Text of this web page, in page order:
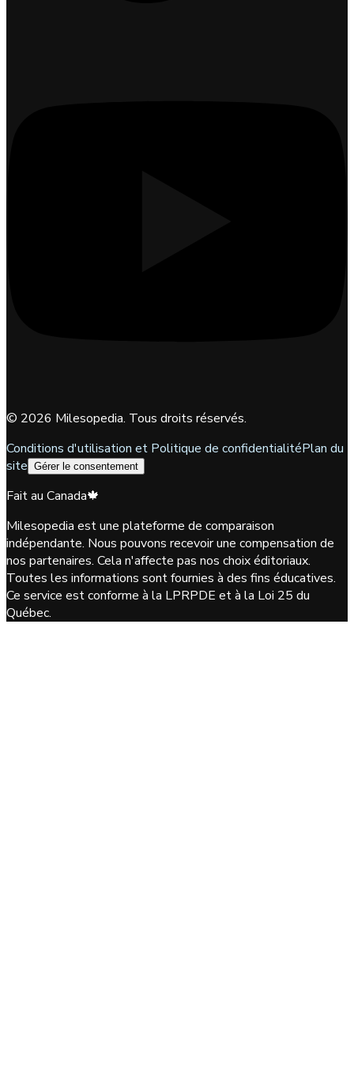
© 2026 Milesopedia. Tous droits réservés.
Conditions d'utilisation et Politique de confidentialitéPlan du
site Gérer le consentement
Fait au Canada🍁
Milesopedia est une plateforme de comparaison
indépendante. Nous pouvons recevoir une compensation de
nos partenaires. Cela n'affecte pas nos choix éditoriaux.
Toutes les informations sont fournies à des fins éducatives.
Ce service est conforme à la LPRPDE et à la Loi 25 du
Québec.